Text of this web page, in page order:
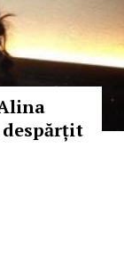
despărțit